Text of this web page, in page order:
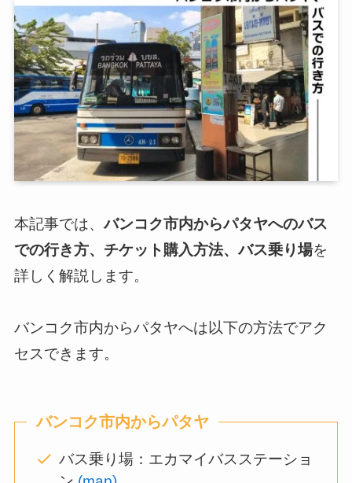
本記事では、バンコク市内からパタヤへのバス
での行き方、チケット購入方法、バス乗り場を
詳しく解説します。
バンコク市内からパタヤへは以下の方法でアク
セスできます。
バンコク市内からパタヤ
バス乗り場：エカマイバスステーショ